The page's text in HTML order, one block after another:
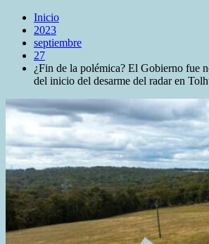
Inicio
2023
septiembre
27
¿Fin de la polémica? El Gobierno fue
del inicio del desarme del radar en